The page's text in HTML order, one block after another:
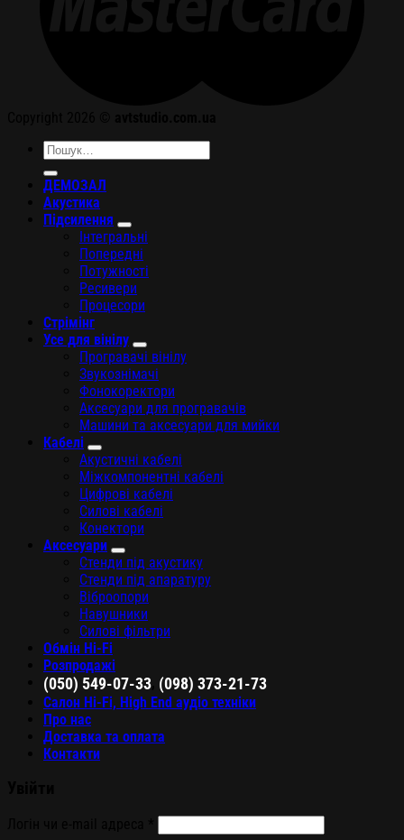
Шукати:
ДЕМОЗАЛ
Акустика
Підсилення
Інтегральні
Попередні
Потужності
Ресивери
Процесори
Стрімінг
Усе для вінілу
Програвачі вінілу
Звукознімачі
Фонокоректори
Аксесуари для програвачів
Машини та аксесуари для мийки
Кабелі
Акустичні кабелі
Міжкомпонентні кабелі
Цифрові кабелі
Силові кабелі
Конектори
Аксесуари
Стенди під акустику
Стенди під апаратуру
Віброопори
Навушники
Силові фільтри
Обмін Hi-Fi
Розпродажі
(050) 549-07-33 (098) 373-21-73
Салон Hi-Fi, High End аудіо техніки
Про нас
Доставка та оплата
Контакти